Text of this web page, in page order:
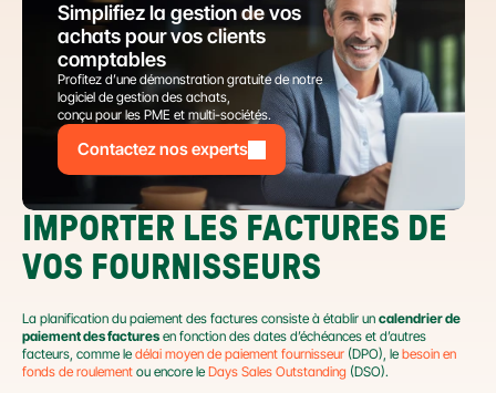
Simplifiez la gestion de vos
achats pour vos clients
comptables
Profitez d’une démonstration gratuite de notre
logiciel de gestion des achats,
conçu pour les PME et multi-sociétés.
Contactez nos experts
IMPORTER LES FACTURES DE
VOS FOURNISSEURS
La planification du paiement des factures consiste à établir un calendrier de
paiement des factures en fonction des dates d’échéances et d’autres
facteurs, comme le délai moyen de paiement fournisseur (DPO), le besoin en
fonds de roulement ou encore le Days Sales Outstanding (DSO).